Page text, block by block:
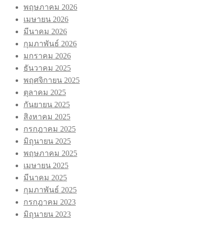
พฤษภาคม 2026
เมษายน 2026
มีนาคม 2026
กุมภาพันธ์ 2026
มกราคม 2026
ธันวาคม 2025
พฤศจิกายน 2025
ตุลาคม 2025
กันยายน 2025
สิงหาคม 2025
กรกฎาคม 2025
มิถุนายน 2025
พฤษภาคม 2025
เมษายน 2025
มีนาคม 2025
กุมภาพันธ์ 2025
กรกฎาคม 2023
มิถุนายน 2023